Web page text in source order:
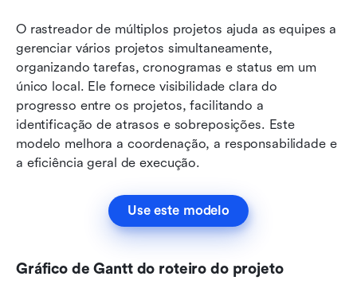
O rastreador de múltiplos projetos ajuda as equipes a
gerenciar vários projetos simultaneamente,
organizando tarefas, cronogramas e status em um
único local. Ele fornece visibilidade clara do
progresso entre os projetos, facilitando a
identificação de atrasos e sobreposições. Este
modelo melhora a coordenação, a responsabilidade e
a eficiência geral de execução.
Use este modelo
Gráfico de Gantt do roteiro do projeto